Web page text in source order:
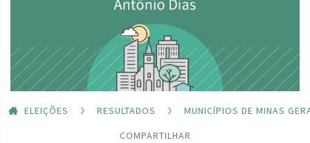
ELEIÇÕES RESULTADOS
MUNICÍPIOS DE MINAS
COMPARTILHAR